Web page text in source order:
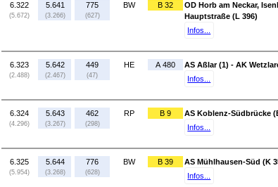
6.322
(5.672)
5.641
(3.266)
775
(627)
BW B 32
OD Horb am Neckar,
Hauptstraße (L 396)
Infos...
6.323
(2.488)
5.642
(2.467)
449
(47)
HE A 480
AS Aßlar (1) - AK
Infos...
6.324
(4.296)
5.643
(3.267)
462
(298)
RP B 9
AS Koblenz-Südbrücke
Infos...
6.325
(5.954)
5.644
(3.268)
776
(628)
BW B 39
AS Mühlhausen-Süd (K
Infos...